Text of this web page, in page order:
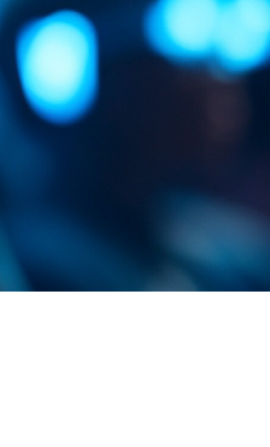
Wirtschaftspolitische Agenda